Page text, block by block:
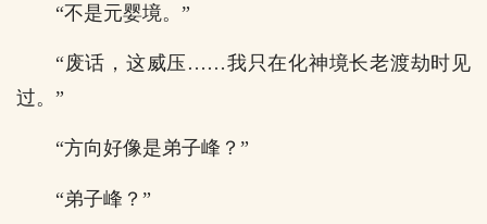
“不是元婴境。”
“废话，这威压……我只在化神境长老渡劫时见
过。”
“方向好像是弟子峰？”
“弟子峰？”